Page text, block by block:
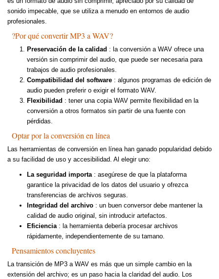
sonido impecable, que se utiliza a menudo en entornos de audio
profesionales.
?Por qué convertir MP3 a WAV?
Preservación de la calidad : la conversión a WAV ofrece una
versión sin comprimir del audio, que puede ser necesaria para
trabajos de audio profesionales.
Compatibilidad del software : algunos programas de edición de
audio pueden preferir o exigir el formato WAV.
Flexibilidad : tener una copia WAV permite flexibilidad en la
conversión a otros formatos sin partir de una fuente con
pérdidas.
Optar por la conversión en línea
Las herramientas de conversión en línea han ganado popularidad debido
a su facilidad de uso y accesibilidad. Al elegir uno:
La seguridad importa: asegúrese de que la plataforma
garantice la privacidad de los datos del usuario y ofrezca
transferencias de archivos seguras.
Integridad del archivo : un buen conversor debe mantener la
calidad de audio original, sin introducir artefactos.
Eficiencia: la herramienta debería procesar archivos
rápidamente, independientemente de su tamano.
Pensamientos concluyentes
La transición de MP3 a WAV es más que un simple cambio en la
extensión del archivo; es un paso hacia la claridad del audio. Los